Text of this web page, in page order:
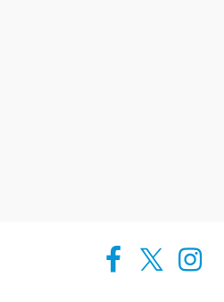
Cadic en RedCADIC Ushuaia
Cadic en Red